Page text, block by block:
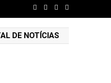
DE NOTÍCIAS